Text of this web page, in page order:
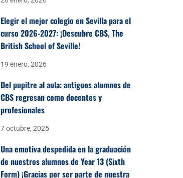
Elegir el mejor colegio en Sevilla para el
curso 2026-2027: ¡Descubre CBS, The
British School of Seville!
19 enero, 2026
Del pupitre al aula: antiguos alumnos de
CBS regresan como docentes y
profesionales
7 octubre, 2025
Una emotiva despedida en la graduación
de nuestros alumnos de Year 13 (Sixth
Form) ¡Gracias por ser parte de nuestra